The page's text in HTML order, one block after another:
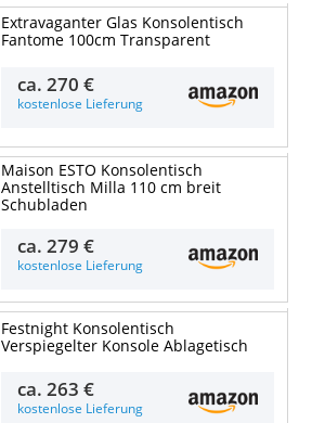
Extravaganter Glas Konsolentisch
Fantome 100cm Transparent
ca.270 €
kostenlose Lieferung
Maison ESTO Konsolentisch
Anstelltisch Milla 110 cm breit
Schubladen
ca.279 €
kostenlose Lieferung
Festnight Konsolentisch
Verspiegelter Konsole Ablagetisch
ca.263 €
kostenlose Lieferung